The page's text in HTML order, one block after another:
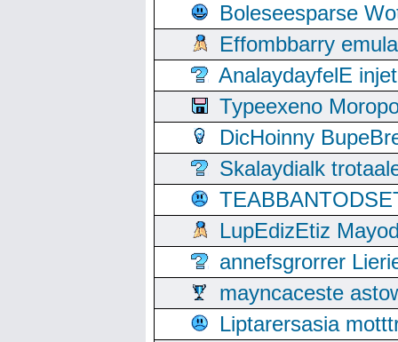
Boleseesparse
Effombbarry
AnalaydayfelE
Typeexeno
DicHoinny
Skalaydialk
LupEdizEtiz
annefsgrorrer
mayncaceste
Liptarersasia